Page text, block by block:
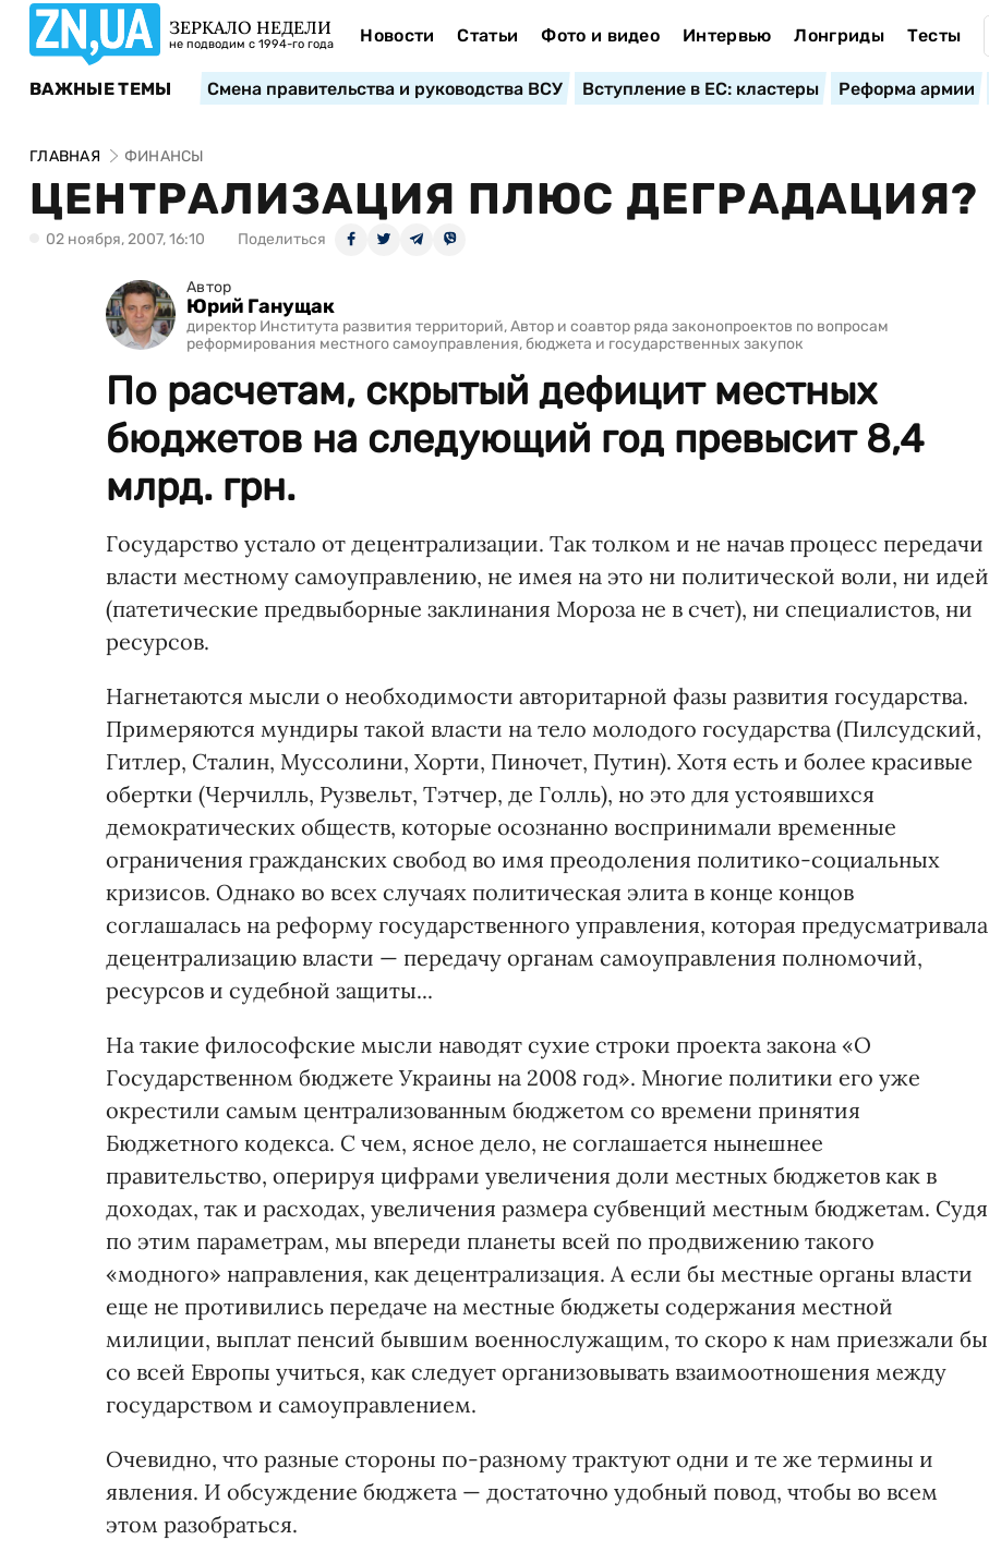
ЗЕРКАЛО НЕДЕЛИ
не подводим с 1994-го года Новости Статьи Фото и видео Интервью Лонгриды Тесты
ВАЖНЫЕ ТЕМЫ Смена правительства и руководства ВСУ Вступление в ЕС: кластеры Реформа армии
ГЛАВНАЯ ФИНАНСЫ
ЦЕНТРАЛИЗАЦИЯ ПЛЮС ДЕГРАДАЦИЯ?
02 ноября, 2007, 16:10 Поделиться
Автор
Юрий Ганущак
директор Института развития территорий, Автор и соавтор ряда законопроектов по вопросам
реформирования местного самоуправления, бюджета и государственных закупок
По расчетам, скрытый дефицит местных
бюджетов на следующий год превысит 8,4
млрд. грн.
Государство устало от децентрализации. Так толком и не начав процесс передачи
власти местному самоуправлению, не имея на это ни политической воли, ни идей
(патетические предвыборные заклинания Мороза не в счет), ни специалистов, ни
ресурсов.
Нагнетаются мысли о необходимости авторитарной фазы развития государства.
Примеряются мундиры такой власти на тело молодого государства (Пилсудский,
Гитлер, Сталин, Муссолини, Хорти, Пиночет, Путин). Хотя есть и более красивые
обертки (Черчилль, Рузвельт, Тэтчер, де Голль), но это для устоявшихся
демократических обществ, которые осознанно воспринимали временные
ограничения гражданских свобод во имя преодоления политико-социальных
кризисов. Однако во всех случаях политическая элита в конце концов
соглашалась на реформу государственного управления, которая предусматривала
децентрализацию власти — передачу органам самоуправления полномочий,
ресурсов и судебной защиты...
На такие философские мысли наводят сухие строки проекта закона «О
Государственном бюджете Украины на 2008 год». Многие политики его уже
окрестили самым централизованным бюджетом со времени принятия
Бюджетного кодекса. С чем, ясное дело, не соглашается нынешнее
правительство, оперируя цифрами увеличения доли местных бюджетов как в
доходах, так и расходах, увеличения размера субвенций местным бюджетам. Судя
по этим параметрам, мы впереди планеты всей по продвижению такого
«модного» направления, как децентрализация. А если бы местные органы власти
еще не противились передаче на местные бюджеты содержания местной
милиции, выплат пенсий бывшим военнослужащим, то скоро к нам приезжали бы
со всей Европы учиться, как следует организовывать взаимоотношения между
государством и самоуправлением.
Очевидно, что разные стороны по-разному трактуют одни и те же термины и
явления. И обсуждение бюджета — достаточно удобный повод, чтобы во всем
этом разобраться.